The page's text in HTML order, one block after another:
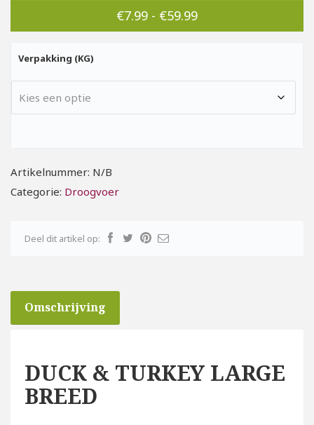
€7.99 - €59.99Prijsklasse:
tot
Verpakking (KG)
Artikelnummer: N/B
Categorie: Droogvoer
Deel dit artikel op:
Omschrijving
DUCK & TURKEY LARGE
BREED